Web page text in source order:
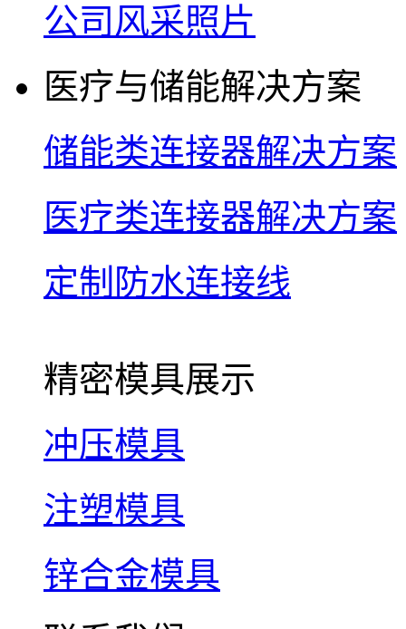
公司风采照片
医疗与储能解决方案
储能类连接器解决方案
医疗类连接器解决方案
定制防水连接线
精密模具展示
冲压模具
注塑模具
锌合金模具